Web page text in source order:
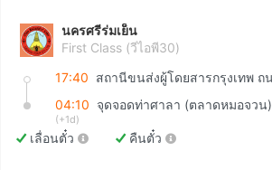
นครศรีร่มเย็น
First Class (วีไอพี30)
17:40
04:10 จุดจอดท่าศาลา (ตลาดหมอจวน)
(+1d)
เลื่อนตั๋ว คืนตั๋ว